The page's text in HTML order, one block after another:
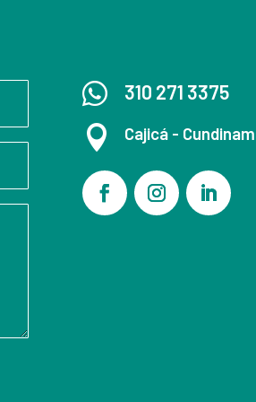
 310 271 3375
 Cajicá -